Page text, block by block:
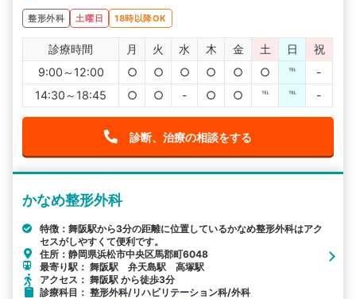
整形外科 土曜日 18時以降OK
診療時間 月 火 水 木 金 土 日
祝
9:00～12:00
○ ○ ○ ○ ○ ○ ℡
-
14:30～18:45
○ ○ - ○ ○ ℡ ℡ -
診断、治療の相談をする
かなめ整形外科
特徴：舞阪駅から3分の距離に位置しているかなめ整形外科はアク
セスがしやすくて便利です。
住所：静岡県浜松市中央区馬郡町6048
最寄り駅： 舞阪駅 弁天島駅 高塚駅
アクセス： 舞阪駅 から徒歩3分
診療科目： 整形外科/リハビリテーション科/外科